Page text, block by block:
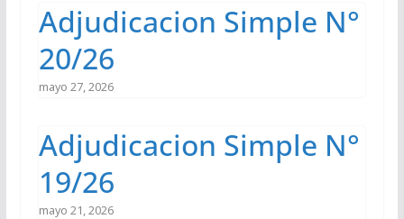
Adjudicacion Simple N°
20/26
mayo 27, 2026
Adjudicacion Simple N°
19/26
mayo 21, 2026